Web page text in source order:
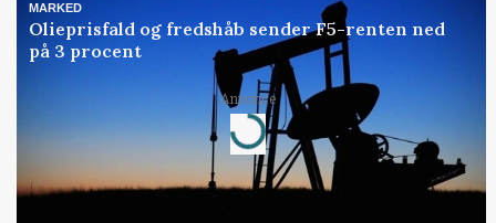
MARKED
Olieprisfald og fredshåb sender F5-renten ned
på 3 procent
Annonce
Loading...